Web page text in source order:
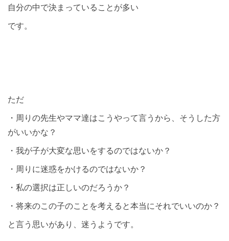
自分の中で決まっていることが多い
です。
ただ
・周りの先生やママ達はこうやって言うから、そうした方
がいいかな？
・我が子が大変な思いをするのではないか？
・周りに迷惑をかけるのではないか？
・私の選択は正しいのだろうか？
・将来のこの子のことを考えると本当にそれでいいのか？
と言う思いがあり、迷うようです。